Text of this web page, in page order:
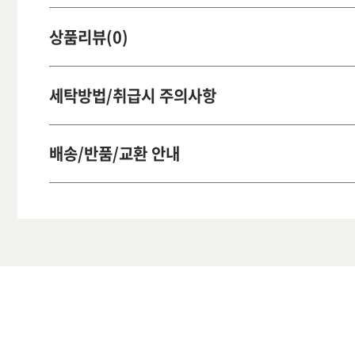
상품리뷰(0)
세탁방법/취급시 주의사항
배송/반품/교환 안내